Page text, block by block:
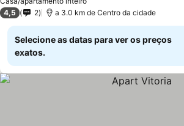
4,5
2 a 3.0 km de Centro da cidade
Selecione as datas para ver os preços
exatos.